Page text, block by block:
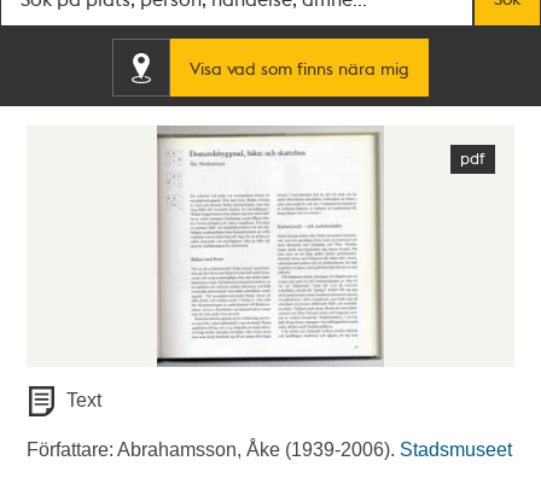
Visa vad som finns nära mig
Text
Författare: Abrahamsson, Åke (1939-2006). Stadsmuseet